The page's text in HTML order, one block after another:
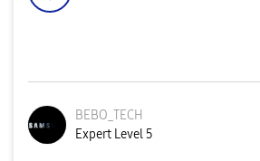
BEBO_TECH
Expert Level 5